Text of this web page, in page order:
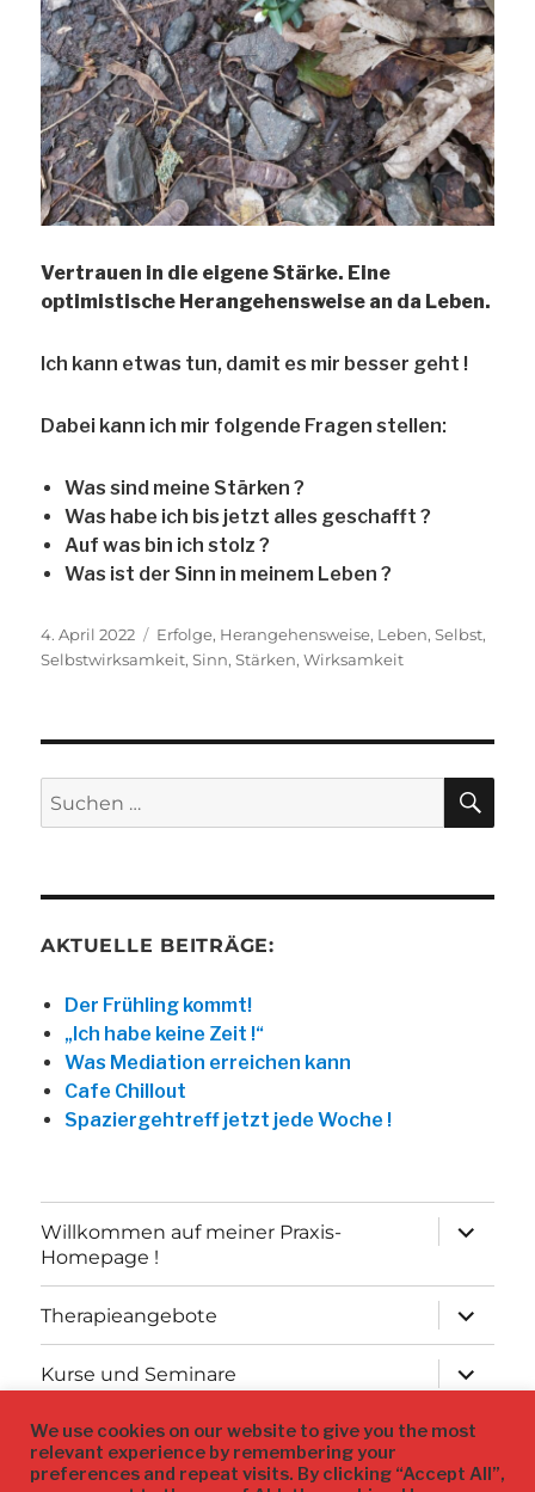
Vertrauen in die eigene Stär ke. Eine
optimistische Herangehensweise an da Leben.
Ich kann etwas tun, damit es mir besser geht !
Dabei kann ich mir folgende Fragen stellen:
Was sind meine Stärken ?
Was habe ich bis jetzt alles geschafft ?
Auf was bin ich stolz ?
Was ist der Sinn in meinem Leben ?
Veröffentlicht
am
4. April 2022 Schlagwörter
Erfolge, Herangehensweise, Leben,Selbst,
Selbstwirksamkeit,Sinn,Stärken,Wirksamkeit
Suche
AKTUELLE BEITRÄGE:
Der Frühling kommt!
„Ich habe keine Zeit !“
Was Mediation erreichen kann
Cafe Chillout
Spaziergehtreff jetzt jede Woche !
Willkommen auf meiner Praxis-
Homepage !
öffnen
Therapieangebote
öffnen
Kurse und Seminare
öffnen
Datenschutz
We use cookies on our website to give you the most
relevant experience by remembering your
preferences and repeat visits. By clicking “Accept All”,